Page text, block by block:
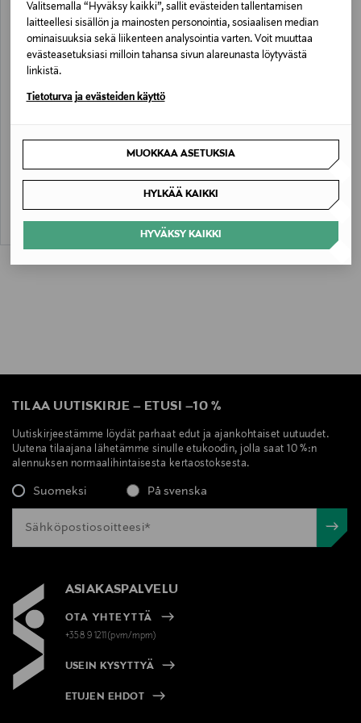
Valitsemalla “Hyväksy kaikki”, sallit evästeiden tallentamisen
laitteellesi sisällön ja mainosten personointia, sosiaalisen median
ominaisuuksia sekä liikenteen analysointia varten. Voit muuttaa
evästeasetuksiasi milloin tahansa sivun alareunasta löytyvästä
linkistä.
Tietoturva ja evästeiden käyttö
MUOKKAA ASETUKSIA
HYLKÄÄ KAIKKI
HYVÄKSY KAIKKI
TILAA UUTISKIRJE – ETUSI –10 %
Uutiskirjeestämme löydät parhaat edut ja ajankohtaiset uutuudet.
Uutena tilaajana lähetämme sinulle etukoodin, jolla saat 10 %:n
alennuksen normaalihintaisesta kertaostoksesta.
Suomeksi På svenska
ASIAKASPALVELU
OTA YHTEYTTÄ
+358 9 1211(pvm/mpm)
USEIN KYSYTTYÄ
ETUJEN EHDOT